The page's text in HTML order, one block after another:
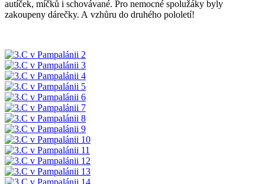
autíček, míčků i schovávané. Pro nemocné spolužáky byly
zakoupeny dárečky. A vzhůru do druhého pololetí!